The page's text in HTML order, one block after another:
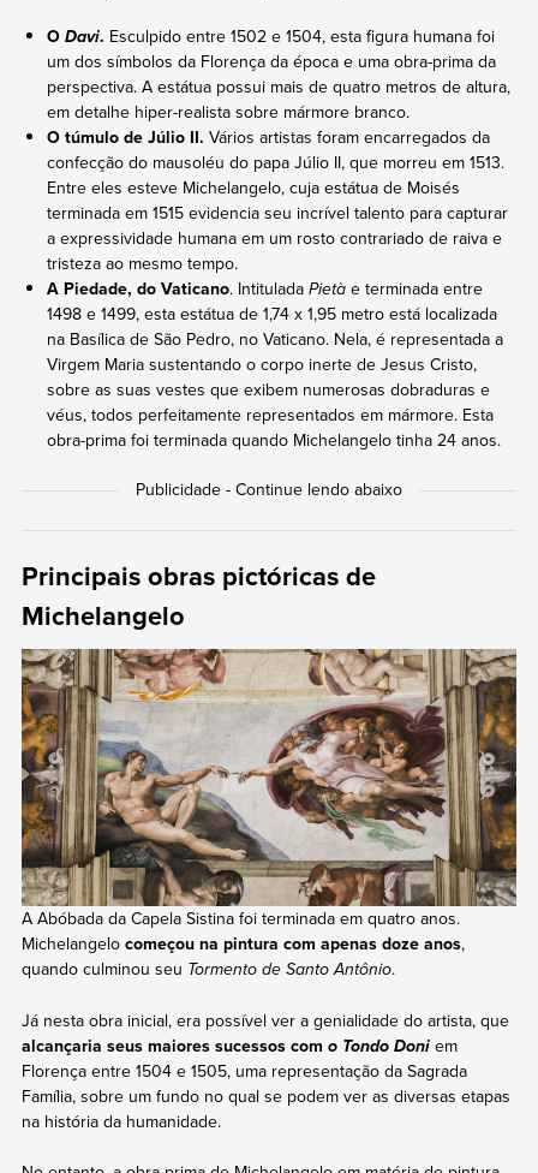
ODavi. Esculpido entre 1502 e 1504, esta figura humana foi
um dos símbolos da Florença da época e uma obra-prima da
perspectiva. A estátua possui mais de quatro metros de altura,
em detalhe hiper-realista sobre mármore branco.
O túmulo de Júlio II. Vários artistas foram encarregados da
confecção do mausoléu do papa Júlio II, que morreu em 1513.
Entre eles esteve Michelangelo, cuja estátua de Moisés
terminada em 1515 evidencia seu incrível talento para capturar
a expressividade humana em um rosto contrariado de raiva e
tristeza ao mesmo tempo.
A Piedade, do Vaticano. IntituladaPietà e terminada entre
1498 e 1499, esta estátua de 1,74 x 1,95 metro está localizada
na Basílica de São Pedro, no Vaticano. Nela, é representada a
Virgem Maria sustentando o corpo inerte de Jesus Cristo,
sobre as suas vestes que exibem numerosas dobraduras e
véus, todos perfeitamente representados em mármore. Esta
obra-prima foi terminada quando Michelangelo tinha 24 anos.
Principais obras pictóricas de
Michelangelo
A Abóbada da Capela Sistina foi terminada em quatro anos.
Michelangelo começou na pintura com apenas doze anos,
quando culminou seu Tormento de Santo Antônio.
Já nesta obra inicial, era possível ver a genialidade do artista, que
alcançaria seus maiores sucessos com o Tondo Doniem
Florença entre 1504 e 1505, uma representação da Sagrada
Família, sobre um fundo no qual se podem ver as diversas etapas
na história da humanidade.